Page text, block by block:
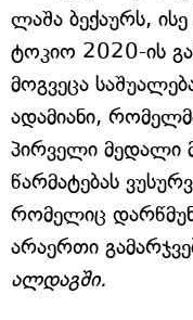
ლაშა ბექაურს,
ტოკიო 2020-ის
მოგვეცა
ადამიანი,
პირველი მედალი
წარმატებას
რომელიც
არაერთი
ალდაგში.